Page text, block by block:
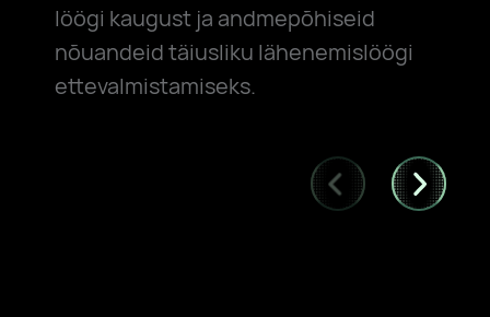
löögi kaugust ja andmepõhiseid
nõuandeid täiusliku lähenemislöögi
ettevalmistamiseks.